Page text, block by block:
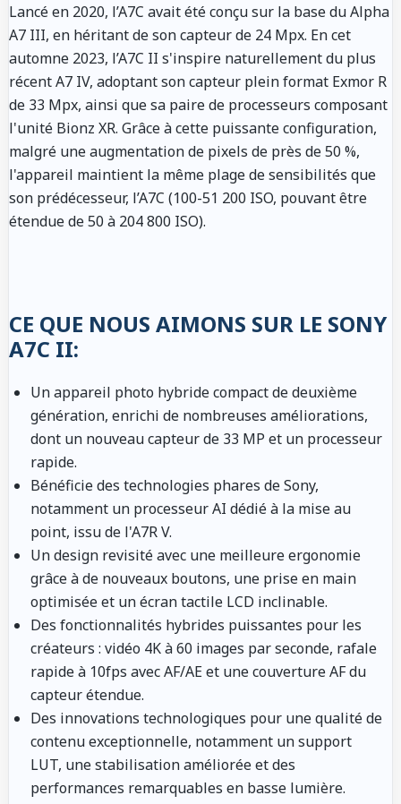
Lancé en 2020, l’A7C avait été conçu sur la base du Alpha
A7 III, en héritant de son capteur de 24 Mpx. En cet
automne 2023, l’A7C II s'inspire naturellement du plus
récent A7 IV, adoptant son capteur plein format Exmor R
de 33 Mpx, ainsi que sa paire de processeurs composant
l'unité Bionz XR. Grâce à cette puissante configuration,
malgré une augmentation de pixels de près de 50 %,
l'appareil maintient la même plage de sensibilités que
son prédécesseur, l’A7C (100-51 200 ISO, pouvant être
étendue de 50 à 204 800 ISO).
CE QUE NOUS AIMONS SUR LE SONY
A7C II:
Un appareil photo hybride compact de deuxième
génération, enrichi de nombreuses améliorations,
dont un nouveau capteur de 33 MP et un processeur
rapide.
Bénéficie des technologies phares de Sony,
notamment un processeur AI dédié à la mise au
point, issu de l'A7R V.
Un design revisité avec une meilleure ergonomie
grâce à de nouveaux boutons, une prise en main
optimisée et un écran tactile LCD inclinable.
Des fonctionnalités hybrides puissantes pour les
créateurs : vidéo 4K à 60 images par seconde, rafale
rapide à 10fps avec AF/AE et une couverture AF du
capteur étendue.
Des innovations technologiques pour une qualité de
contenu exceptionnelle, notamment un support
LUT, une stabilisation améliorée et des
performances remarquables en basse lumière.